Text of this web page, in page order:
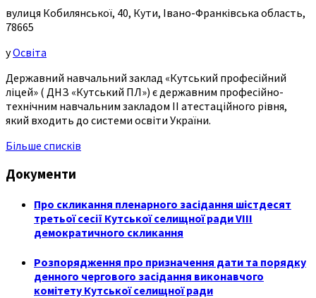
вулиця Кобилянської, 40, Кути, Івано-Франківська область,
78665
уОсвіта
Державний навчальний заклад «Кутський професійний
ліцей» ( ДНЗ «Кутський ПЛ») є державним професійно-
технічним навчальним закладом ІІ атестаційного рівня,
який входить до системи освіти України.
Більше списків
Документи
Про скликання пленарного засідання шістдесят
третьої сесії Кутської селищної ради VIII
демократичного скликання
Розпорядження про призначення дати та порядку
денного чергового засідання виконавчого
комітету Кутської селищної ради